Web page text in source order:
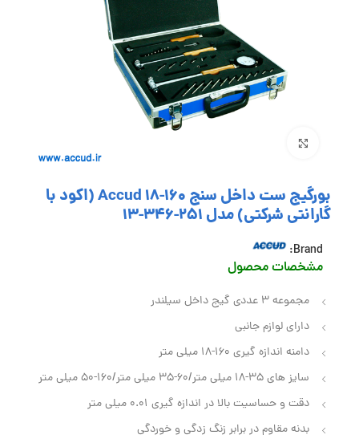
بورگیج ست داخل سنج 160-18 Accud (اکود با
گارانتی شرکتی) مدل 251-346-13
Brand:
مشخصات محصول
مجموعه 3 عددی گیج داخل سیلندر
دارای لوازم جانبی
دامنه اندازه گیری 160-18 میلی متر
سایز های 35-18 میلی متر/60-35 میلی متر/160-50 میلی متر
دقت و حساسیت بالا در اندازه گیری 0.01 میلی متر
بدنه مقاوم در برابر زنگ زدگی و خوردگی